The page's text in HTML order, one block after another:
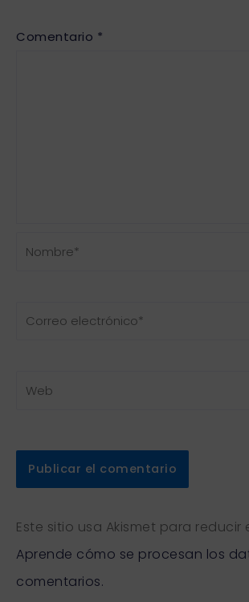
Comentario *
Nombre*
Correo
Web
Este sitio usa Akismet para reducir
Aprende cómo se procesan los
comentarios.